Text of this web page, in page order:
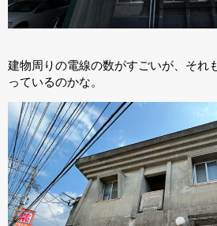
建物周りの電線の数がすごいが、それ
っているのかな。